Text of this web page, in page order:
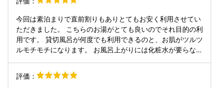
合人数×金額が発生するため注意が必要です。 周りの観光地
が少ないのでお籠りステイか釣りするか計画的に。
今回は素泊まりで直前割りもありとてもお安く利用させてい
ただきました。 こちらのお湯がとても良いのでそれ目的の利
用です。 貸切風呂が何度でも利用できるのと、お肌がツルツ
ルモチモチになります。 お風呂上がりには化粧水が要らない
分ないというか、素泊まりなのに変わらない接客で申し訳な
いくらいでした。
評価：